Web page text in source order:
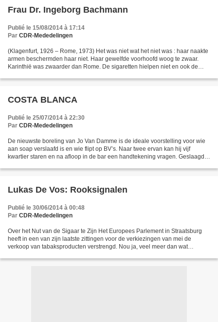
Frau Dr. Ingeborg Bachmann
Publié le 15/08/2014 à 17:14
Par CDR-Mededelingen
(Klagenfurt, 1926 – Rome, 1973) Het was niet wat het niet was : haar naakte
armen beschermden haar niet. Haar gewelfde voorhoofd woog te zwaar.
Karinthië was zwaarder dan Rome. De sigaretten hielpen niet en ook de
COSTA BLANCA
Publié le 25/07/2014 à 22:30
Par CDR-Mededelingen
De nieuwste boreling van Jo Van Damme is de ideale voorstelling voor wie
aan soap verslaafd is en wie flipt op BV’s. Naar twee ervan kan hij vijf
kwartier staren en na afloop in de bar een handtekening vragen. Geslaagde
Lukas De Vos: Rooksignalen
Publié le 30/06/2014 à 00:48
Par CDR-Mededelingen
Over het Nut van de Sigaar te Zijn Het Europees Parlement in Straatsburg
heeft in een van zijn laatste zittingen voor de verkiezingen van mei de
verkoop van tabaksproducten verstrengd. Nou ja, veel meer dan wat